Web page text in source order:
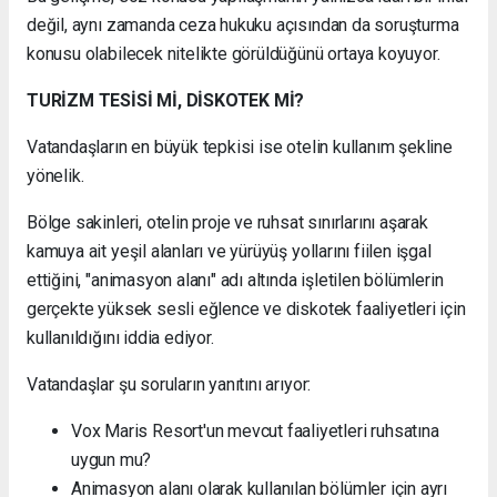
değil, aynı zamanda ceza hukuku açısından da soruşturma
konusu olabilecek nitelikte görüldüğünü ortaya koyuyor.
TURİZM TESİSİ Mİ, DİSKOTEK Mİ?
Vatandaşların en büyük tepkisi ise otelin kullanım şekline
yönelik.
Bölge sakinleri, otelin proje ve ruhsat sınırlarını aşarak
kamuya ait yeşil alanları ve yürüyüş yollarını fiilen işgal
ettiğini, "animasyon alanı" adı altında işletilen bölümlerin
gerçekte yüksek sesli eğlence ve diskotek faaliyetleri için
kullanıldığını iddia ediyor.
Vatandaşlar şu soruların yanıtını arıyor:
Vox Maris Resort'un mevcut faaliyetleri ruhsatına
uygun mu?
Animasyon alanı olarak kullanılan bölümler için ayrı